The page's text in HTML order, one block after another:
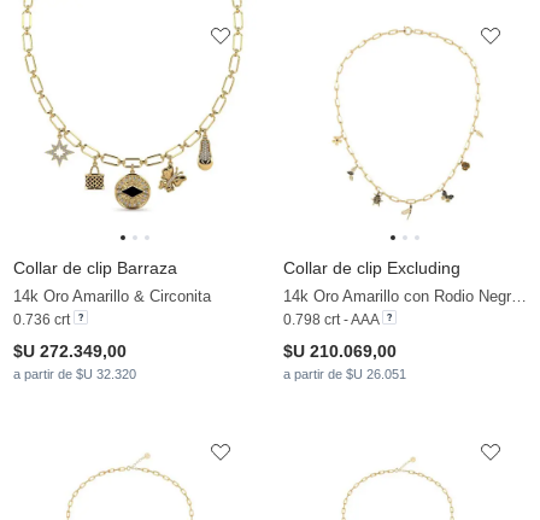
Collar de clip Barraza
14k Oro Amarillo & Circonita
0.736 crt
$U 272.349,00
a partir de $U 32.320
Collar de clip Excluding
14k Oro Amarillo con Rodio Negro & Diamante Negro
0.798 crt - AAA
$U 210.069,00
a partir de $U 26.051